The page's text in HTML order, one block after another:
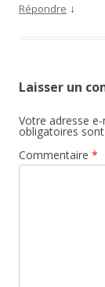
Répondre ↓
Laisser un
Votre adresse
obligatoires
Commentaire *